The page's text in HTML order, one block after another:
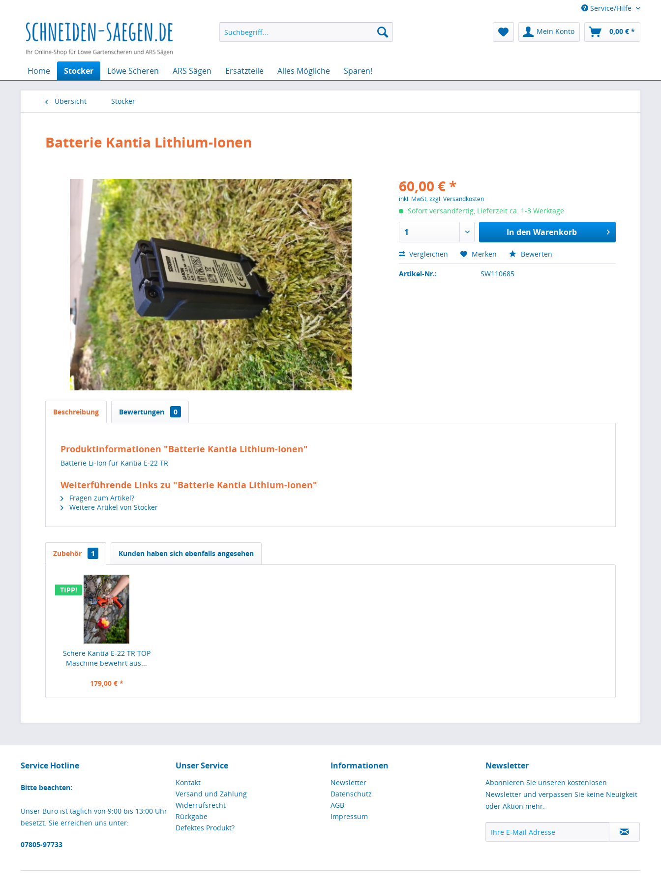
Service/Hilfe
Mein Konto 0,00 € *
Home Stocker Löwe Scheren ARS Sägen Ersatzteile Alles Mögliche Sparen!
Übersicht Stocker
Batterie Kantia Lithium-Ionen
60,00 € *
inkl. MwSt.zzgl. Versandkosten
Sofort versandfertig, Lieferzeit ca. 1-3 Werktage
In den Warenkorb
Vergleichen Merken Bewerten
Artikel-Nr.: SW110685
Beschreibung Bewertungen 0
Produktinformationen "Batterie Kantia Lithium-Ionen"
Batterie Li-Ion für Kantia E-22 TR
Weiterführende Links zu "Batterie Kantia Lithium-Ionen"
Fragen zum Artikel?
Weitere Artikel von Stocker
Zubehör 1 Kunden haben sich ebenfalls angesehen
TIPP!
Schere Kantia E-22 TR TOP
Maschine bewehrt aus...
179,00 € *
Service Hotline
Bitte beachten:
Unser Büro ist täglich von 9:00 bis 13:00 Uhr
besetzt. Sie erreichen uns unter:
07805-97733
Unser Service
Kontakt
Versand und Zahlung
Widerrufsrecht
Rückgabe
Defektes Produkt?
Informationen
Newsletter
Datenschutz
AGB
Impressum
Newsletter
Abonnieren Sie unseren kostenlosen
Newsletter und verpassen Sie keine Neuigkeit
oder Aktion mehr.